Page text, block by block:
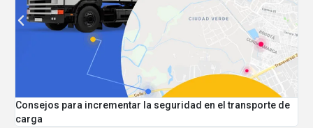
el transporte de
Mejores prácticas para tener una flota segura